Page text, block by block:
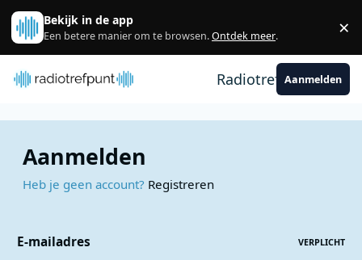
Spring naar bijdragen
Bekijk in de app
Een betere manier om te browsen.Ontdek meer. ×
RadiotrefpuntAanmelden
Aanmelden
Heb je geen account? Registreren
E-mailadres VERPLICHT